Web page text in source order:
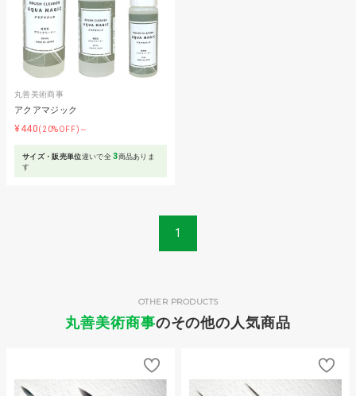
丸善美術商事
アクアマジック
¥440(20%OFF)～
サイズ・販売単位違いで全3商品ありま
す
1
丸善美術商事のその他の人気商品
OTHER PRODUCTS